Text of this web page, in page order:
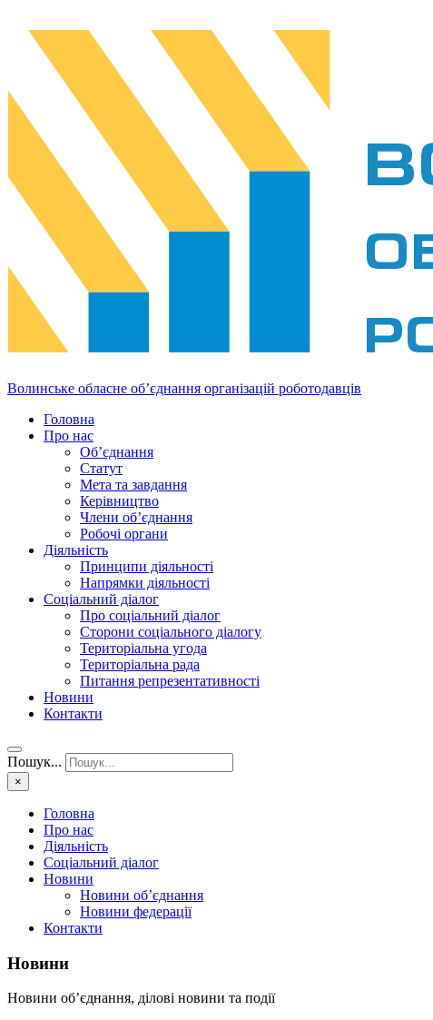
Волинське обласне об’єднання організацій роботодавців
Головна
Про нас
Об’єднання
Статут
Мета та завдання
Керівництво
Члени об’єднання
Робочі органи
Діяльність
Принципи діяльності
Напрямки діяльності
Соціальний діалог
Про соціальний діалог
Сторони соціального діалогу
Територіальна угода
Територіальна рада
Питання репрезентативності
Новини
Контакти
Пошук...
×
Головна
Про нас
Діяльність
Соціальний діалог
Новини
Новини об’єднання
Новини федерації
Контакти
Новини
Новини об’єднання, ділові новини та події